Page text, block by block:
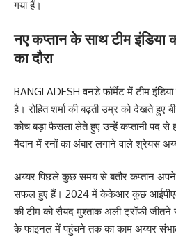
गया हैं।
नए कप्तान के साथ टीम इंडिया
का दौरा
BANGLADESH वनडे फॉर्मेट में टीम इंडिया
है। रोहित शर्मा की बढ़ती उम्र को देखते हुए
कोच बड़ा फैसला लेते हुए उन्हें कप्तानी पद
मैदान में रनों का अंबार लगाने वाले श्रेयस
अय्यर पिछले कुछ समय से बतौर कप्तान
सफल हुए हैं। 2024 में केकेआर कुछ
की टीम को सैयद मुश्ताक अली ट्रॉफी
के फाइनल में पहुंचने तक का काम अय्यर